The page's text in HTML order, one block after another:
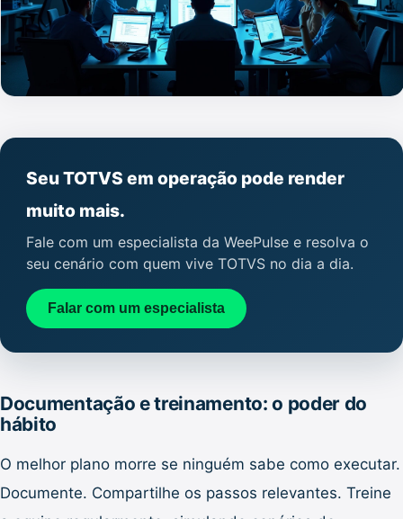
Seu TOTVS em operação pode render
muito mais.
Fale com um especialista da WeePulse e resolva o
seu cenário com quem vive TOTVS no dia a dia.
Falar com um especialista
Documentação e treinamento: o poder do
hábito
O melhor plano morre se ninguém sabe como executar.
Documente. Compartilhe os passos relevantes. Treine